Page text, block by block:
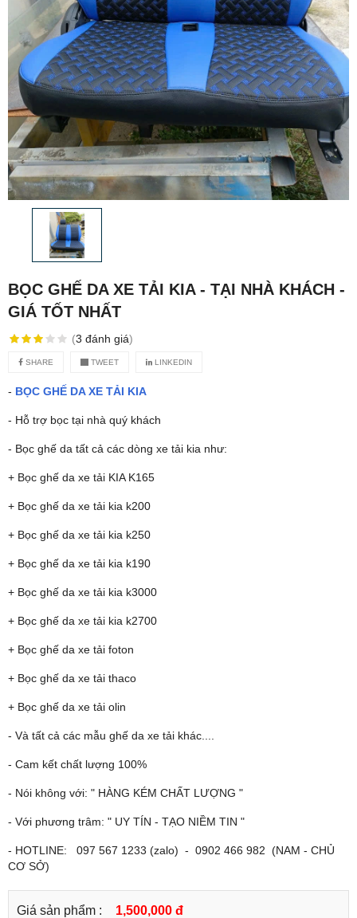
BỌC GHẾ DA XE TẢI KIA - TẠI NHÀ KHÁCH -
GIÁ TỐT NHẤT
(3 đánh giá)
SHARE TWEET LINKEDIN
- BỌC GHẾ DA XE TẢI KIA
- Hỗ trợ bọc tại nhà quý khách
- Bọc ghế da tất cả các dòng xe tải kia như:
+ Bọc ghế da xe tải KIA K165
+ Bọc ghế da xe tải kia k200
+ Bọc ghế da xe tải kia k250
+ Bọc ghế da xe tải kia k190
+ Bọc ghế da xe tải kia k3000
+ Bọc ghế da xe tải kia k2700
+ Bọc ghế da xe tải foton
+ Bọc ghế da xe tải thaco
+ Bọc ghế da xe tải olin
- Và tất cả các mẫu ghế da xe tải khác....
- Cam kết chất lượng 100%
- Nói không với: " HÀNG KÉM CHẤT LƯỢNG "
- Với phương trâm: " UY TÍN - TẠO NIỀM TIN "
- HOTLINE: 097 567 1233 (zalo) - 0902 466 982 (NAM - CHỦ
CƠ SỞ)
Giá sản phẩm : 1,500,000 đ